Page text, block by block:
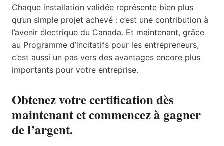
Chaque installation validée représente bien plus
qu’un simple projet achevé : c’est une contribution à
l’avenir électrique du Canada. Et maintenant, grâce
au Programme d’incitatifs pour les entrepreneurs,
c’est aussi un pas vers des avantages encore plus
importants pour votre entreprise.
Obtenez votre certification dès
maintenant et commencez à gagner
de l’argent.